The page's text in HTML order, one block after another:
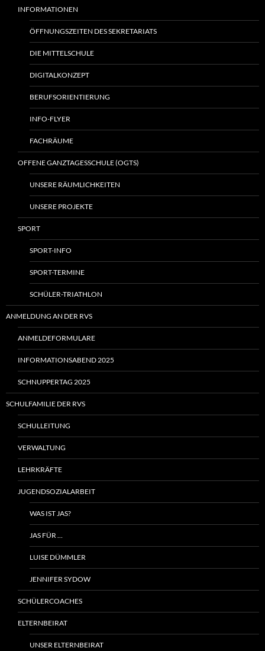
INFORMATIONEN
ÖFFNUNGSZEITEN DES SEKRETARIATS
DIE MITTELSCHULE
DIGITALKONZEPT
BERUFSORIENTIERUNG
INFO-FLYER
FACHRÄUME
OFFENE GANZTAGESSCHULE (OGTS)
UNSERE RÄUMLICHKEITEN
UNSERE PROJEKTE
SPORT
SPORT-INFO
SPORT-TERMINE
SCHÜLER-TRIATHLON
ANMELDUNG AN DER RVS
ANMELDEFORMULARE
INFORMATIONSABEND 2025
SCHNUPPERTAG 2025
SCHULFAMILIE DER RVS
SCHULLEITUNG
VERWALTUNG
LEHRKRÄFTE
JUGENDSOZIALARBEIT
WAS IST JAS?
JAS FÜR …
LUISE DÜMMLER
JENNIFER SYDOW
SCHÜLERCOACHES
ELTERNBEIRAT
UNSER ELTERNBEIRAT